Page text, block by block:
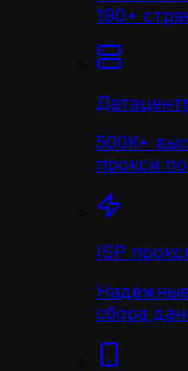
190+
500K+
прокси
ISP
сбора